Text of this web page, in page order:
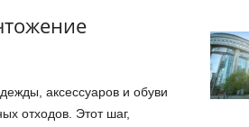
аксессуаров и обуви
отходов. Этот шаг,